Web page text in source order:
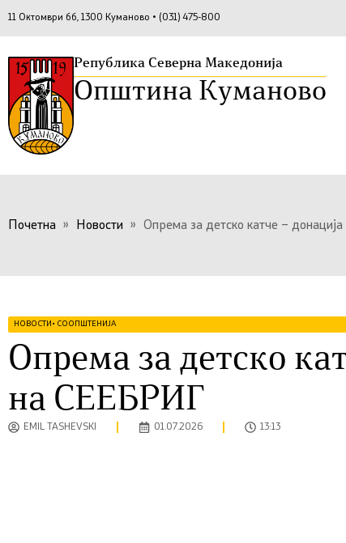
11 Октомври бб, 1300 Куманово • (031) 475-800
Република Северна Македонија
Општина Куманово
Почетна » Новости » Опрема за детско катче –
НОВОСТИ • СООПШТЕНИЈА
Опрема за детско
на СЕЕБРИГ
EMIL TASHEVSKI 01.07.2026 13:13